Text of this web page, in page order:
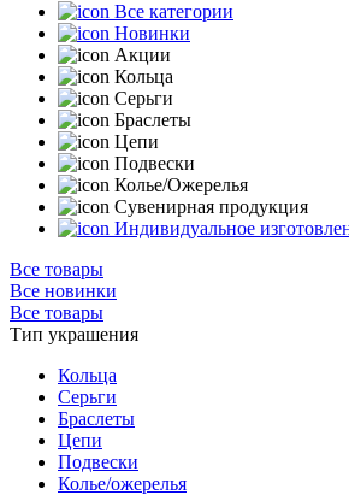
Все категории
Новинки
Акции
Кольца
Серьги
Браслеты
Цепи
Подвески
Колье/Ожерелья
Сувенирная продукция
Индивидуальное
Все товары
Все новинки
Все товары
Тип украшения
Кольца
Серьги
Браслеты
Цепи
Подвески
Колье/ожерелья